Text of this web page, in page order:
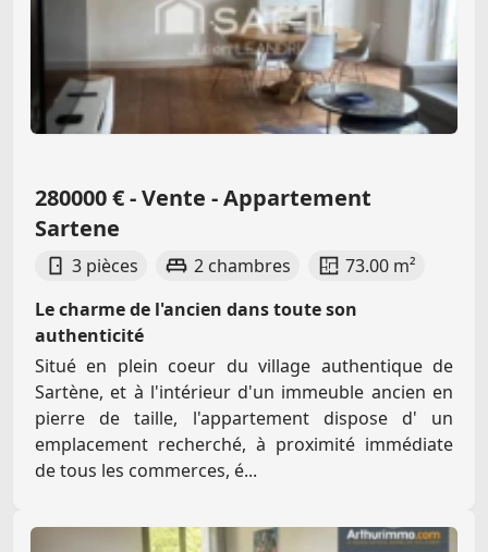
280000 € - Vente - Appartement
Sartene
3 pièces 2 chambres
73.00 m²
Le charme de l'ancien dans toute son
authenticité
Situé en plein coeur du village authentique de
Sartène, et à l'intérieur d'un immeuble ancien en
pierre de taille, l'appartement dispose d' un
emplacement recherché, à proximité immédiate
de tous les commerces, é...